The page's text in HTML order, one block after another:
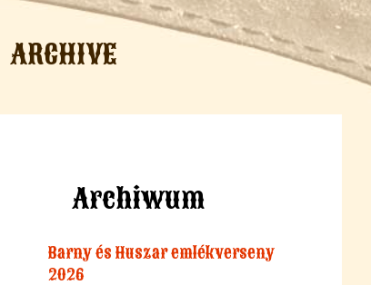
ARCHIVE
Archiwum
Barny és Huszar emlékverseny
2026